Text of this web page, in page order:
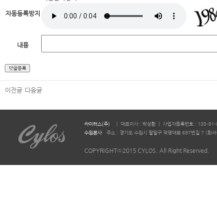
자동등록방지
내용
이전글 다음글
싸이러스(주)
ㅣ 대표이사 : 박성환 ㅣ 사업자등록번호 : 135-
수원본사
주소 : 경기도 수원시 팔달구 덕영대로 697번길 7 (
COPYRIGHTⓒ2015 CYLOS. All Right Reserved.